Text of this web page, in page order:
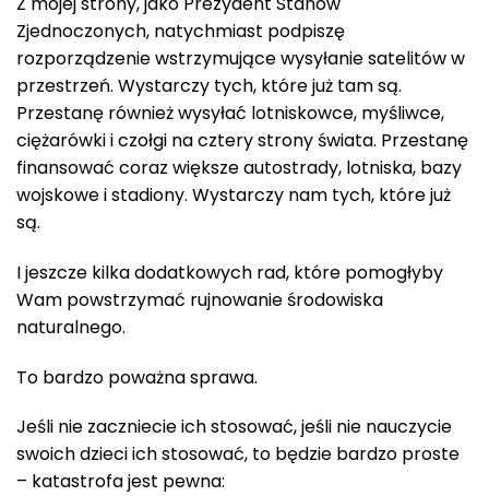
Zjednoczonych, natychmiast podpiszę
rozporządzenie wstrzymujące wysyłanie satelitów w
przestrzeń. Wystarczy tych, które już tam są.
Przestanę również wysyłać lotniskowce, myśliwce,
ciężarówki i czołgi na cztery strony świata. Przestanę
finansować coraz większe autostrady, lotniska, bazy
wojskowe i stadiony. Wystarczy nam tych, które już
są.
I jeszcze kilka dodatkowych rad, które pomogłyby
Wam powstrzymać rujnowanie środowiska
naturalnego.
To bardzo poważna sprawa.
Jeśli nie zaczniecie ich stosować, jeśli nie nauczycie
swoich dzieci ich stosować, to będzie bardzo proste
– katastrofa jest pewna: